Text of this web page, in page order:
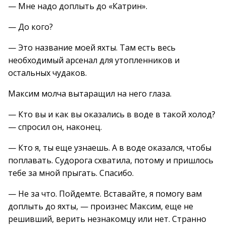
— Мне надо доплыть до «Катрин».
— До кого?
— Это название моей яхты. Там есть весь
необходимый арсенал для утопленников и
остальных чудаков.
Максим молча вытаращил на него глаза.
— Кто вы и как вы оказались в воде в такой холод?
— спросил он, наконец.
— Кто я, ты еще узнаешь. А в воде оказался, чтобы
поплавать. Судорога схватила, потому и пришлось
тебе за мной прыгать. Спасибо.
— Не за что. Пойдемте. Вставайте, я помогу вам
доплыть до яхты, — произнес Максим, еще не
решивший, верить незнакомцу или нет. Странно